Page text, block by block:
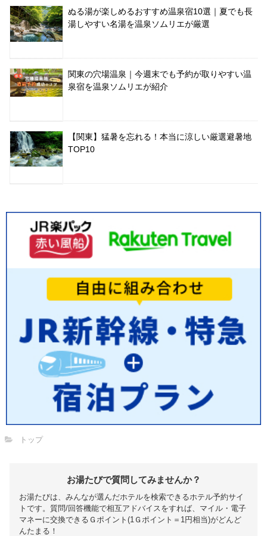
ぬる湯が楽しめるおすすめ温泉宿10選｜夏でも長
湯しやすい名湯を温泉ソムリエが厳選
関東の穴場温泉｜今週末でも予約が取りやすい温
泉宿を温泉ソムリエが紹介
【関東】猛暑を忘れる！本当に涼しい厳選避暑地
TOP10
トップ
お湯たびで質問してみませんか？
お湯たびは、みんなが選んだホテルを検索できるホテル予約サイ
トです。質問/回答機能で相互アドバイスをすれば、マイル・電子
マネーに交換できるＧポイント(1Ｇポイント＝1円相当)がどんど
んたまる！